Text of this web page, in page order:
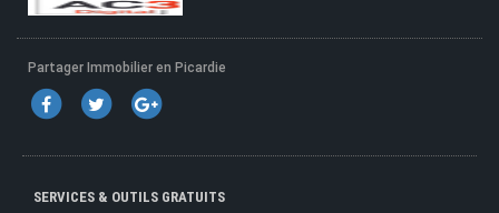
Partager Immobilier en Picardie
SERVICES & OUTILS GRATUITS